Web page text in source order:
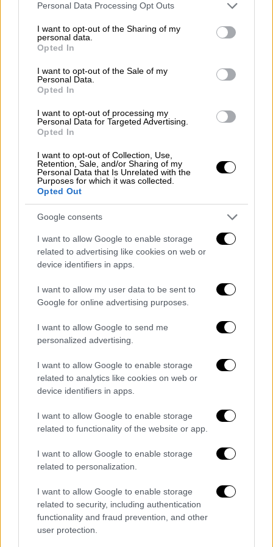
Please note that this website/app uses one or more Google
not limited to your visit or usage behaviour. You may click to
grant or deny consent to Google and its third-party tags to
use your data for below specified purposes in below Google
consent section.
Personal Data Processing Opt Outs
I want to opt-out of the Sharing of my
personal data.
Opted In
I want to opt-out of the Sale of my
Personal Data.
Opted In
I want to opt-out of processing my
Personal Data for Targeted Advertising.
Opted In
I want to opt-out of Collection, Use,
Retention, Sale, and/or Sharing of my
Personal Data that Is Unrelated with the
Purposes for which it was collected.
Opted Out
Google consents
I want to allow Google to enable storage
related to advertising like cookies on web or
device identifiers in apps.
I want to allow my user data to be sent to
Google for online advertising purposes.
I want to allow Google to send me
personalized advertising.
I want to allow Google to enable storage
related to analytics like cookies on web or
device identifiers in apps.
I want to allow Google to enable storage
related to functionality of the website or app.
I want to allow Google to enable storage
related to personalization.
I want to allow Google to enable storage
related to security, including authentication
functionality and fraud prevention, and other
user protection.
περιορισμοί εκλογιμότητας και να
δι’ αυτών τεθεισών προϋποθέσεων
συμμετοχής στις βουλευτικές εκλογές».
Σύμφωνα με τηνκρίση του Ανωτάτου
Δικαστηρίου
ομολογούν, εμμέσως πλην σαφώς, τόσο ο
ίδιος ο Ηλίας Κασιδιάρης με την από 25-5-
2023 ανακοίνωση της υποψηφιότητάς του,
όσο και τα στελέχη και οι
υποψήφιοι-«ανεξάρτητοι», που απαρτίζουν
τον επίμαχο συνασπισμό».
Καταλήγει δε: «Συνακόλουθα, με δεδομένο
ότι αληθώς υποψήφιο τυγχάνει και εν
προκειμένω το «Εθνικό Κόμμα ΕΛΛΗΝΕΣ»
και όχι ο ψευδεπίγραφος συνδυασμός
ονομασία «ΕΛΛΗΝΕΣ ΓΙΑ ΤΗΝ ΠΑΤΡΙΔΑ ΚΑΙ
ΤΗΝ ΕΛΕΥΘΕΡΙΑ», με πραγματικό αρχηγό τον
καταδικασθέντα, κατά τα ως άνω
εκτιθέμενα, Ηλία Κασιδιάρη, το οποίο
συνεχίζει να έχει την ίδια ρητορική άσκησης
βίας, προωθεί την ίδια πολιτική και δράση,
που δεν εξυπηρετεί το δημοκρατικό
αποδυνάμωση και κατάλυση αυτού και των
θεσμών του κράτους δικαίου, όπως δέχθηκε
η 8/2023 απόφαση του Α1 τμήματος του
Αρείου Πάγου, ο επίμαχος εκλογικός
σχηματισμός «ΣΥΝΔΥΑΣΜΟΣ ΑΝΕΞΑΡΤΗΤΩΝ
ΥΠΟΨΗΦΙΩΝ» με το όνομα «ΕΛΛΗΝΕΣ ΓΙΑ
ΤΗΝ ΠΑΤΡΙΔΑ ΚΑΙ ΤΗΝ ΕΛΕΥΘΕΡΙΑ», πρέπει
να μην ανακηρυχθεί και, εντεύθεν, να μην